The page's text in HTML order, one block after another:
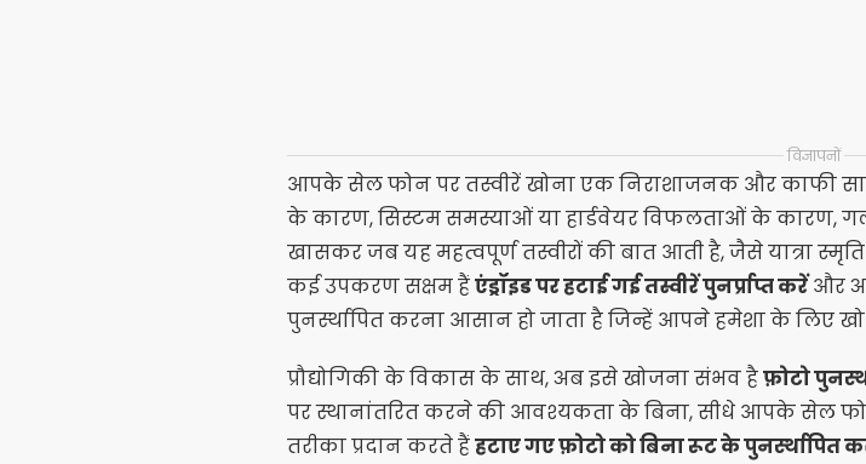
विज्ञापनों
आपके सेल फोन पर तस्वीरें खोना एक निराशाजनक और काफी
के कारण, सिस्टम समस्याओं या हार्डवेयर विफलताओं के कारण,
खासकर जब यह महत्वपूर्ण तस्वीरों की बात आती है, जैसे यात्रा
कई उपकरण सक्षम हैंएंड्रॉइड पर हटाई गई तस्वीरें पुनर्प्राप्त करेंऔर
पुनर्स्थापित करना आसान हो जाता है जिन्हें आपने हमेशा के लिए खो
प्रौद्योगिकी के विकास के साथ, अब इसे खोजना संभव हैफ़ोटो
पर स्थानांतरित करने की आवश्यकता के बिना, सीधे आपके सेल
तरीका प्रदान करते हैंहटाए गए फ़ोटो को बिना रूट के पुनर्स्थापित